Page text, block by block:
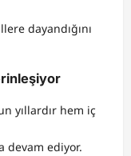
dayandığını
yıllardır hem iç
devam ediyor.